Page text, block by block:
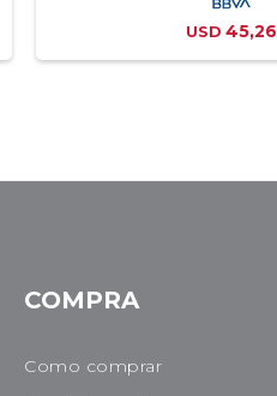
USD 45,26
COMPRA
Como comprar